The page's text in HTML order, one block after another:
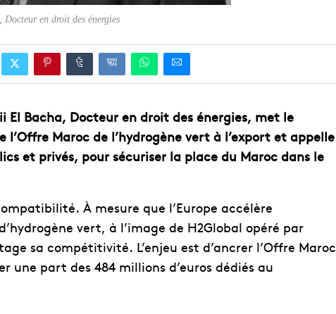
en droit des énergies
El Bacha, Docteur en droit des énergies, met le
Maroc de l’hydrogène vert à l’export et appelle
et privés, pour sécuriser la place du Maroc dans le
À mesure que l’Europe accélère
vert, à l’image de H2Global opéré par
sa compétitivité. L’enjeu est d’ancrer l’Offre Maroc
une part des 484 millions d’euros dédiés au